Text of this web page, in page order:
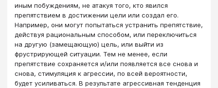
иным побуждениям, не атакуя того, кто явился
препятствием в достижении цели или создал его.
Например, они могут попытаться устранить препятствие,
действуя рациональным способом, или переключиться
на другую (замещающую) цель, или выйти из
фрустрирующей ситуации. Тем не менее, если
препятствие сохраняется и/или появляется все снова и
снова, стимуляция к агрессии, по всей вероятности,
будет усиливаться. В результате агрессивная тенденция